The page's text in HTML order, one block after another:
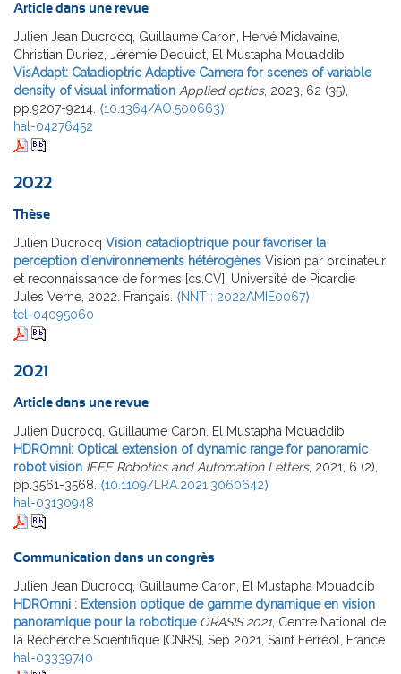
Article dans une revue
Julien Jean Ducrocq, Guillaume Caron, Hervé Midavaine,
Christian Duriez, Jérémie Dequidt, El Mustapha Mouaddib
VisAdapt: Catadioptric Adaptive Camera for scenes of variable
density of visual information Applied optics, 2023, 62 (35),
pp.9207-9214. ⟨10.1364/AO.500663⟩
hal-04276452
2022
Thèse
Julien Ducrocq Vision catadioptrique pour favoriser la
perception d'environnements hétérogènes Vision par ordinateur
et reconnaissance de formes [cs.CV]. Université de Picardie
Jules Verne, 2022. Français. ⟨NNT : 2022AMIE0067⟩
tel-04095060
2021
Article dans une revue
Julien Ducrocq, Guillaume Caron, El Mustapha Mouaddib
HDROmni: Optical extension of dynamic range for panoramic
robot vision IEEE Robotics and Automation Letters, 2021, 6 (2),
pp.3561-3568. ⟨10.1109/LRA.2021.3060642⟩
hal-03130948
Communication dans un congrès
Julien Jean Ducrocq, Guillaume Caron, El Mustapha Mouaddib
HDROmni : Extension optique de gamme dynamique en vision
panoramique pour la robotique ORASIS 2021 , Centre National de
la Recherche Scientifique [CNRS], Sep 2021, Saint Ferréol, France
hal-03339740